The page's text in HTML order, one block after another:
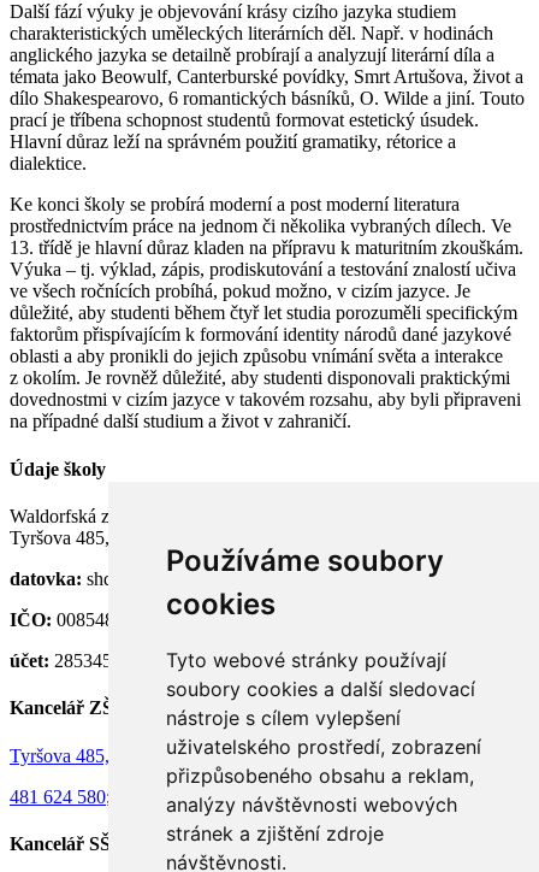
Používáme soubory
cookies
Tyto webové stránky používají
soubory cookies a další sledovací
nástroje s cílem vylepšení
uživatelského prostředí, zobrazení
přizpůsobeného obsahu a reklam,
analýzy návštěvnosti webových
stránek a zjištění zdroje
návštěvnosti.
Další fází výuky je objevování krásy cizího jazyka studiem
charakteristických uměleckých literárních děl. Např. v hodinách
anglického jazyka se detailně probírají a analyzují literární díla a
témata jako Beowulf, Canterburské povídky, Smrt Artušova, život a
dílo Shakespearovo, 6 romantických básníků, O. Wilde a jiní. Touto
prací je tříbena schopnost studentů formovat estetický úsudek.
Hlavní důraz leží na správném použití gramatiky, rétorice a
dialektice.
Ke konci školy se probírá moderní a post moderní literatura
prostřednictvím práce na jednom či několika vybraných dílech. Ve
13. třídě je hlavní důraz kladen na přípravu k maturitním zkouškám.
Výuka – tj. výklad, zápis, prodiskutování a testování znalostí učiva
ve všech ročnících probíhá, pokud možno, v cizím jazyce. Je
důležité, aby studenti během čtyř let studia porozuměli specifickým
faktorům přispívajícím k formování identity národů dané jazykové
oblasti a aby pronikli do jejich způsobu vnímání světa a interakce
z okolím. Je rovněž důležité, aby studenti disponovali praktickými
dovednostmi v cizím jazyce v takovém rozsahu, aby byli připraveni
na případné další studium a život v zahraničí.
Údaje školy
Waldorfská základní a střední škola Semily, p. o.
Tyršova 485, 513 01 Semily
datovka: shdknnh
IČO: 00854824
účet: 28534581/0100
Kancelář ZŠ
Tyršova 485, 513 01 Semily
481 624 580; 736 130 073
Kancelář SŠ